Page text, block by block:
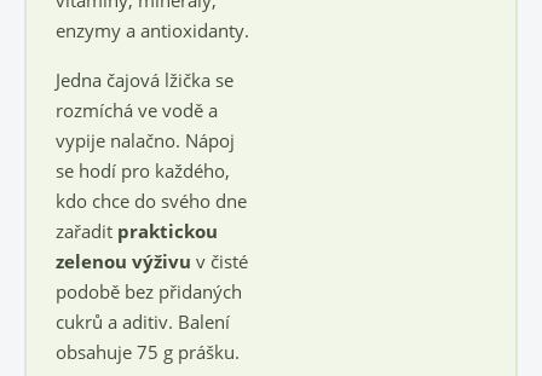
enzymy a antioxidanty.
Jedna čajová lžička se
rozmíchá ve vodě a
vypije nalačno. Nápoj
se hodí pro každého,
kdo chce do svého dne
zařadit praktickou
zelenou výživu v čisté
podobě bez přidaných
cukrů a aditiv. Balení
obsahuje 75 g prášku.